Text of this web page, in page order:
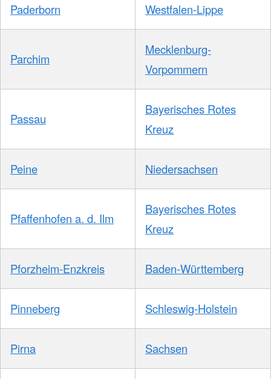
Paderborn Westfalen-Lippe
Parchim
Mecklenburg-
Vorpommern
Passau
Bayerisches Rotes
Kreuz
Peine Niedersachsen
Pfaffenhofen a. d. Ilm
Bayerisches Rotes
Kreuz
Pforzheim-Enzkreis Baden-Württemberg
Pinneberg Schleswig-Holstein
Pirna Sachsen